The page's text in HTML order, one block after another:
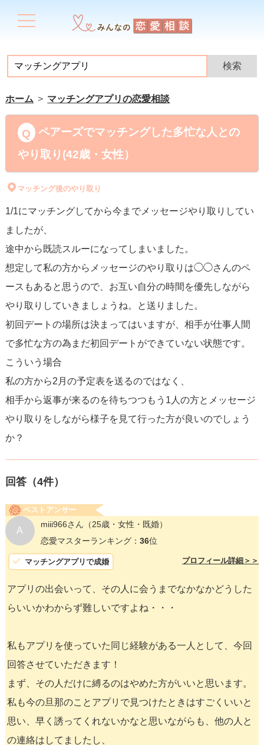
ホーム マッチングアプリの恋愛相談
ペアーズでマッチングした多忙な人との
やり取り(42歳・女性）
マッチング後のやり取り
1/1にマッチングしてから今までメッセージやり取りしてい
ましたが、
途中から既読スルーになってしまいました。
想定して私の方からメッセージのやり取りは◯◯さんのペ
ースもあると思うので、お互い自分の時間を優先しながら
やり取りしていきましょうね。と送りました。
初回デートの場所は決まってはいますが、相手が仕事人間
で多忙な方の為まだ初回デートができていない状態です。
こういう場合
私の方から2月の予定表を送るのではなく、
相手から返事が来るのを待ちつつもう1人の方とメッセージ
やり取りをしながら様子を見て行った方が良いのでしょう
か？
回答（4件）
ベストアンサー
A
miii966さん （25歳・女性・既婚）
恋愛マスターランキング： 36位
マッチングアプリで成婚 プロフィール詳細＞＞
アプリの出会いって、その人に会うまでなかなかどうした
らいいかわからず難しいですよね・・・
私もアプリを使っていた同じ経験がある一人として、今回
回答させていただきます！
まず、その人だけに縛るのはやめた方がいいと思います。
私も今の旦那のことアプリで見つけたときはすごくいいと
思い、早く誘ってくれないかなと思いながらも、他の人と
の連絡はしてましたし、